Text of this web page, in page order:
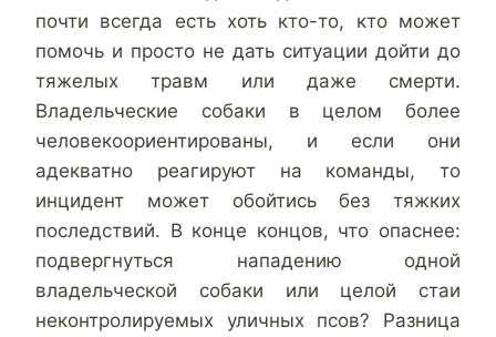
почти всегда есть хоть кто-то, кто может
помочь и просто не дать ситуации дойти до
тяжелых травм или даже смерти.
Владельческие собаки в целом более
человекоориентированы, и если они
адекватно реагируют на команды, то
инцидент может обойтись без тяжких
последствий. В конце концов, что опаснее:
подвергнуться нападению одной
владельческой собаки или целой стаи
неконтролируемых уличных псов? Разница